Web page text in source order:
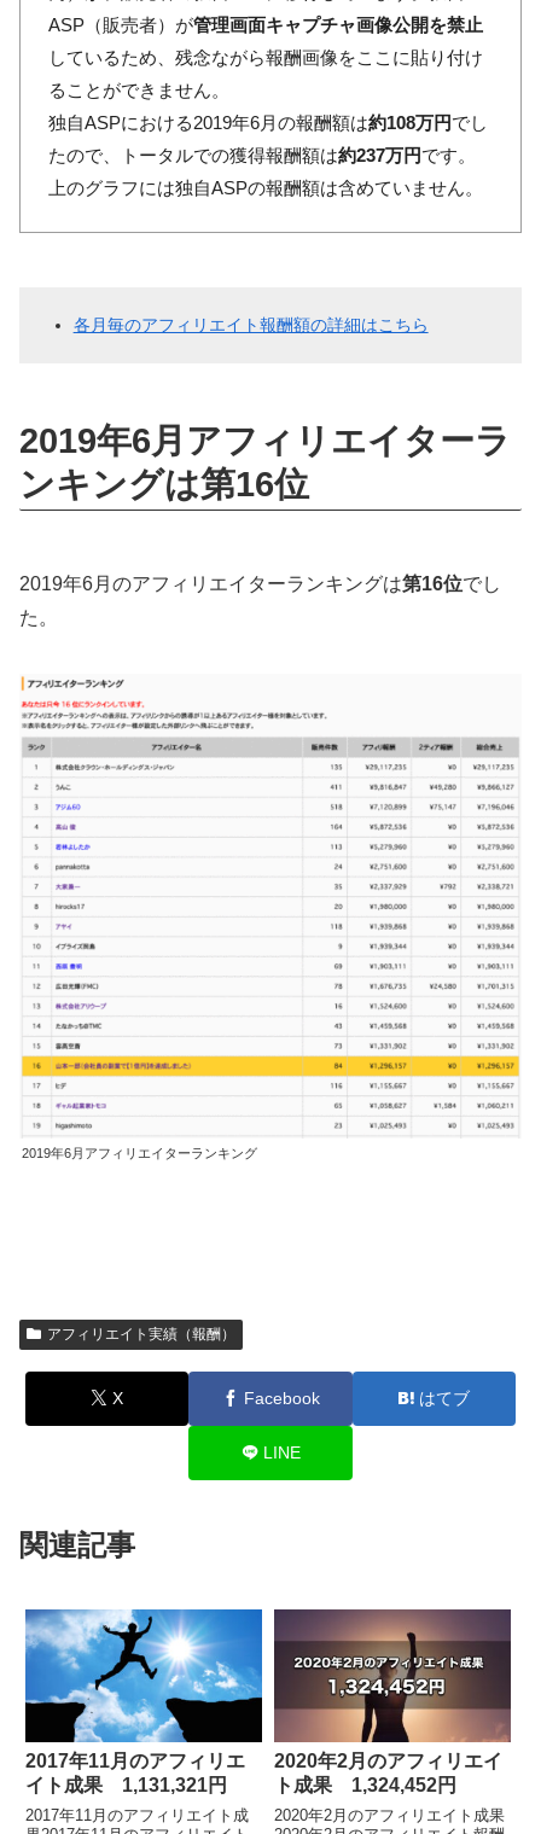
ASP（販売者）が管理画面キャプチャ画像公開を禁止
しているため、残念ながら報酬画像をここに貼り付け
ることができません。
独自ASPにおける2019年6月の報酬額は約108万円でし
たので、トータルでの獲得報酬額は約237万円です。
上のグラフには独自ASPの報酬額は含めていません。
各月毎のアフィリエイト報酬額の詳細はこちら
2019年6月アフィリエイターラ
ンキングは第16位
2019年6月のアフィリエイターランキングは第16位でし
た。
2019年6月アフィリエイターランキング
アフィリエイト実績（報酬）
X Facebook はてブ
LINE
関連記事
2017年11月のアフィリエ
イト成果 1,131,321円
2017年11月のアフィリエイト成
2020年2月のアフィリエイ
ト成果 1,324,452円
2020年2月のアフィリエイト成果